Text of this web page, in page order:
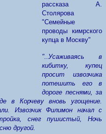
рассказа А.
Столярова
"Семейные
проводы кимрского
купца в Москву"
"..Усаживаясь в
кибитку, купец
просит извозчика
потешить его в
дороге песнями, за
в Корчеву вновь угощение.
Извозчик Филимон начал с
снег пушистый, Ночь
другой.